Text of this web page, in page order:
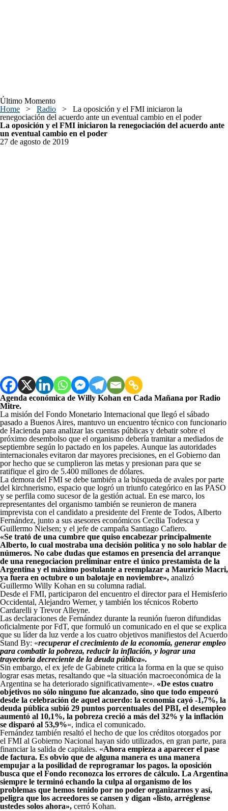
Último Momento
Home > Radio > La oposición y el FMI iniciaron la
renegociación del acuerdo ante un eventual cambio en el poder
La oposición y el FMI iniciaron la renegociación del acuerdo ante
un eventual cambio en el poder
27 de agosto de 2019
Agenda económica de Willy Kohan en Cada Mañana por Radio
Mitre.
La misión del Fondo Monetario Internacional que llegó el sábado
pasado a Buenos Aires, mantuvo un encuentro técnico con funcionario
de Hacienda para analizar las cuentas públicas y debatir sobre el
próximo desembolso que el organismo debería tramitar a mediados de
septiembre según lo pactado en los papeles. Aunque las autoridades
internacionales evitaron dar mayores precisiones, en el Gobierno dan
por hecho que se cumplieron las metas y presionan para que se
ratifique el giro de 5.400 millones de dólares.
La demora del FMI se debe también a la búsqueda de avales por parte
del kirchnerismo, espacio que logró un triunfo categórico en las PASO
y se perfila como sucesor de la gestión actual. En ese marco, los
representantes del organismo también se reunieron de manera
imprevista con el candidato a presidente del Frente de Todos, Alberto
Fernández, junto a sus asesores económicos Cecilia Todesca y
Guillermo Nielsen; y el jefe de campaña Santiago Cafiero.
«Se trató de una cumbre que quiso encabezar principalmente
Alberto, lo cual mostraba una decisión política y no solo hablar de
números. No cabe dudas que estamos en presencia del arranque
de una renegociacion preliminar entre el único prestamista de la
Argentina y el máximo postulante a reemplazar a Mauricio Macri,
ya fuera en octubre o un balotaje en noviembre», analizó
Guillermo Willy Kohan en su columna radial.
Desde el FMI, participaron del encuentro el director para el Hemisferio
Occidental, Alejandro Werner, y también los técnicos Roberto
Cardarelli y Trevor Alleyne.
Las declaraciones de Fernández durante la reunión fueron difundidas
oficialmente por FdT, que formuló un comunicado en el que se explica
que su líder da luz verde a los cuatro objetivos manifiestos del Acuerdo
Stand By: «recuperar el crecimiento de la economía, generar empleo
para combatir la pobreza, reducir la inflación, y lograr una
trayectoria decreciente de la deuda pública».
Sin embargo, el ex jefe de Gabinete critica la forma en la que se quiso
lograr esas metas, resaltando que «la situación macroeconómica de la
Argentina se ha deteriorado significativamente». «De estos cuatro
objetivos no sólo ninguno fue alcanzado, sino que todo empeoró
desde la celebración de aquel acuerdo: la economía cayó -1,7%, la
deuda pública subió 29 puntos porcentuales del PBI, el desempleo
aumentó al 10,1%, la pobreza creció a más del 32% y la inflación
se disparó al 53,9%«, indica el comunicado.
Fernández también resaltó el hecho de que los créditos otorgados por
el FMI al Gobierno Nacional hayan sido utilizados, en gran parte, para
financiar la salida de capitales. «Ahora empieza a aparecer el pase
de factura. Es obvio que de alguna manera es una manera
empujar a la posilidad de reprogramar los pagos. la oposición
busca que el Fondo reconozca los errores de cálculo. La Argentina
siempre le terminó echando la culpa al organismo de los
problemas que hemos tenido por no poder organizarnos y así,
peligra que los acreedores se cansen y digan «listo, arréglense
ustedes solos ahora», cerró Kohan.